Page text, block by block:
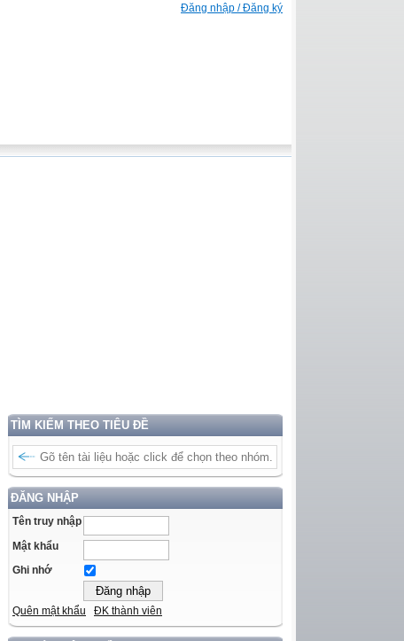
Đăng nhập / Đăng ký
TÌM KIẾM THEO TIÊU ĐỀ
ĐĂNG NHẬP
Tên truy nhập
Mật khẩu
Ghi nhớ
Quên mật khẩu ĐK thành viên